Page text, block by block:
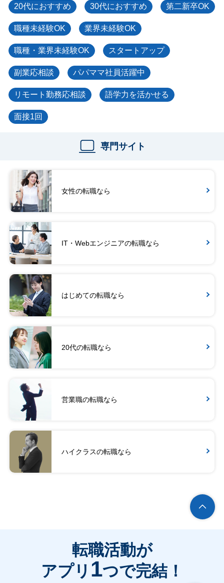
20代におすすめ 30代におすすめ 第二新卒OK
職種未経験OK 業界未経験OK
職種・業界未経験OK スタートアップ
副業応相談 パパママ社員活躍中
リモート勤務応相談 語学力を活かせる
面接1回
専門サイト
女性の転職なら
IT・Webエンジニアの転職なら
はじめての転職なら
20代の転職なら
営業職の転職なら
ハイクラスの転職なら
転職活動が
アプリ 1つで完結！